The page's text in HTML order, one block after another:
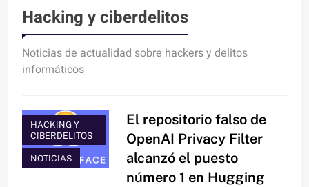
Hacking y ciberdelitos
Noticias de actualidad sobre hackers y delitos
informáticos
HACKING Y
CIBERDELITOS
NOTICIAS
El repositorio falso de
OpenAI Privacy Filter
alcanzó el puesto
número 1 en Hugging